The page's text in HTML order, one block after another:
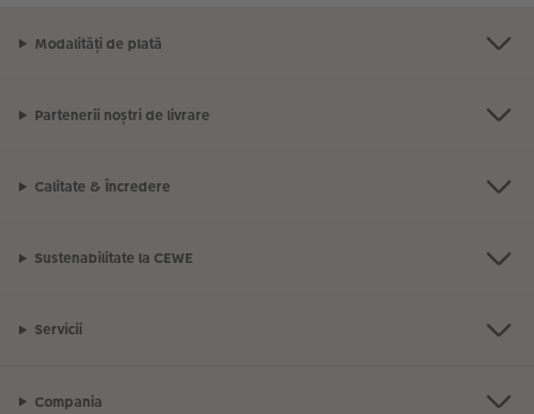
Modalități de plată
Partenerii noștri de livrare
Calitate & Încredere
Sustenabilitate la CEWE
Servicii
Compania